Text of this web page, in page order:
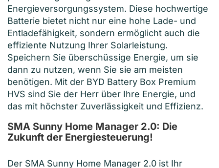
Energieversorgungssystem. Diese hochwertige
Batterie bietet nicht nur eine hohe Lade- und
Entladefähigkeit, sondern ermöglicht auch die
effiziente Nutzung Ihrer Solarleistung.
Speichern Sie überschüssige Energie, um sie
dann zu nutzen, wenn Sie sie am meisten
benötigen. Mit der BYD Battery Box Premium
HVS sind Sie der Herr über Ihre Energie, und
das mit höchster Zuverlässigkeit und Effizienz.
SMA Sunny Home Manager 2.0: Die
Zukunft der Energiesteuerung!
Der SMA Sunny Home Manager 2.0 ist Ihr